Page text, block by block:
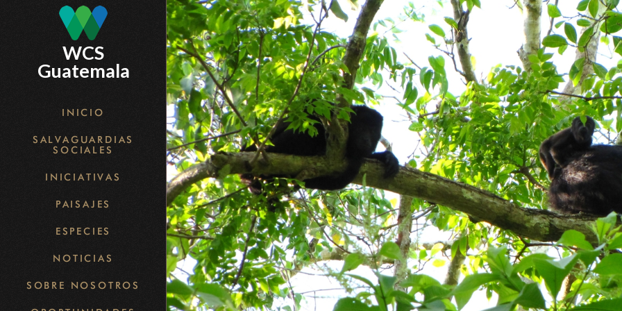
Skip
to
main
content
WCS
Guatemala
INICIO
SALVAGUARDIAS
SOCIALES
INICIATIVAS
PAISAJES
ESPECIES
NOTICIAS
SOBRE NOSOTROS